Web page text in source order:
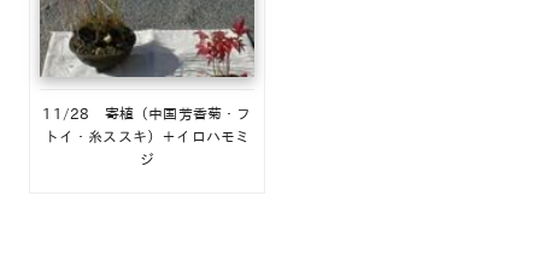
11/28 寄植（中国芳香菊・フ
トイ・糸ススキ）＋イロハモミ
ジ